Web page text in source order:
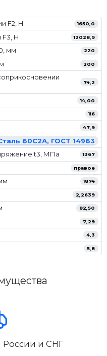
F2, Н 1650,0
Н 12028,9
мм 220
200
74,2
14,00
116
47,9
60С2А, ГОСТ 14963
t3, МПа
1367
правое
1874
2,2639
82,50
7,29
4,3
5,8
России и СНГ